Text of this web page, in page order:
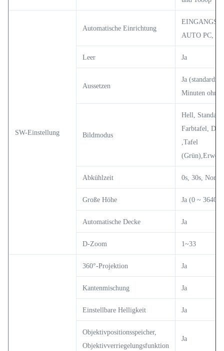
SW-Einstellung
Automatische Einrichtung
AUTO PC,
Leer Ja
Aussetzen
Ja
Minuten ohne
Bildmodus
Hell,
Farbtafel,
,Tafel
Abkühlzeit 0s, 30s,
Große Höhe Ja (0 ~ 3640
Automatische Decke Ja
D-Zoom 1~33
360°-Projektion Ja
Kantenmischung Ja
Einstellbare Helligkeit Ja
Objektivpositionsspeicher,
Objektivverriegelungsfunktion
Ja